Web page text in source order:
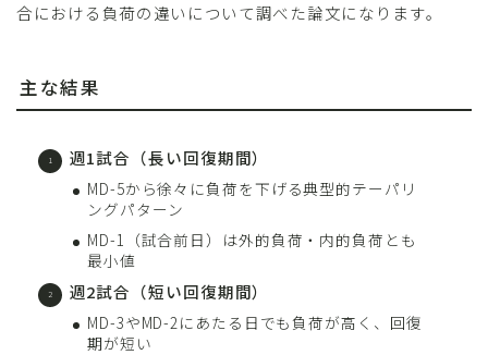
合における負荷の違いについて調べた論文になります。
主な結果
週1試合（長い回復期間）
MD-5から徐々に負荷を下げる典型的テーパリ
ングパターン
MD-1（試合前日）は外的負荷・内的負荷とも
最小値
週2試合（短い回復期間）
MD-3やMD-2にあたる日でも負荷が高く、回復
期が短い